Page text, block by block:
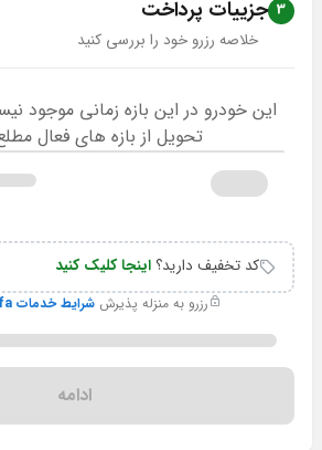
3 جزییات پرداخت
خلاصه رزرو خود را بررسی کنید
این خودرو در این بازه زمانی موجود
تحویل از بازه های فعال
کد تخفیف دارید؟اینجا کلیک کنید
رزرو به منزله پذیرششرایط خدمات Rentifa
ادامه